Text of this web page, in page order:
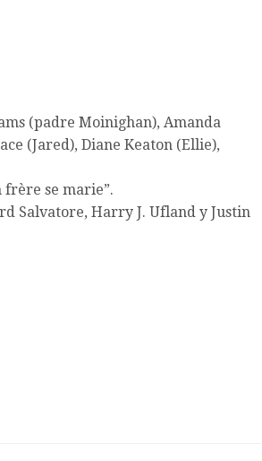
(padre Moinighan), Amanda
(Jared), Diane Keaton (Ellie),
frère se marie”.
Salvatore, Harry J. Ufland y Justin